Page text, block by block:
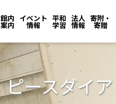
館内
案内
イベント
情報
平和
学習
法人
情報
寄附・
寄贈
ピースダイ